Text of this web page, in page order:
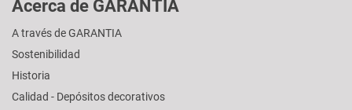
Acerca de GARANTIA
A través de GARANTIA
Sostenibilidad
Historia
Calidad - Depósitos decorativos